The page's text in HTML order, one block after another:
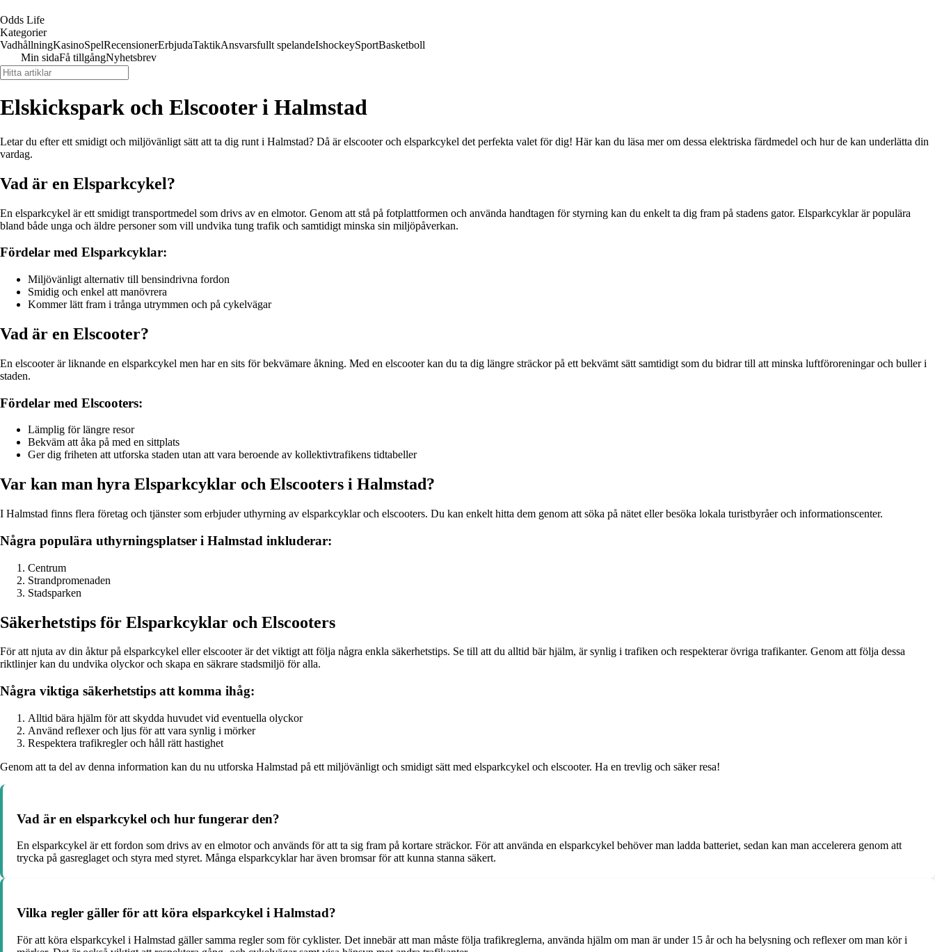
Odds Life
Kategorier
VadhållningKasinoSpelRecensionerErbjudaTaktikAnsvarsfullt spelandeIshockeySportBasketboll
Min sidaFå tillgångNyhetsbrev
Elskickspark och Elscooter i Halmstad
Letar du efter ett smidigt och miljövänligt sätt att ta dig runt i Halmstad? Då är elscooter och elsparkcykel det perfekta valet för dig! Här kan du läsa mer om dessa elektriska färdmedel och hur de kan underlätta din
vardag.
Vad är en Elsparkcykel?
En elsparkcykel är ett smidigt transportmedel som drivs av en elmotor. Genom att stå på fotplattformen och använda handtagen för styrning kan du enkelt ta dig fram på stadens gator. Elsparkcyklar är populära
bland både unga och äldre personer som vill undvika tung trafik och samtidigt minska sin miljöpåverkan.
Fördelar med Elsparkcyklar:
Miljövänligt alternativ till bensindrivna fordon
Smidig och enkel att manövrera
Kommer lätt fram i trånga utrymmen och på cykelvägar
Vad är en Elscooter?
En elscooter är liknande en elsparkcykel men har en sits för bekvämare åkning. Med en elscooter kan du ta dig längre sträckor på ett bekvämt sätt samtidigt som du bidrar till att minska luftföroreningar och buller i
staden.
Fördelar med Elscooters:
Lämplig för längre resor
Bekväm att åka på med en sittplats
Ger dig friheten att utforska staden utan att vara beroende av kollektivtrafikens tidtabeller
Var kan man hyra Elsparkcyklar och Elscooters i Halmstad?
I Halmstad finns flera företag och tjänster som erbjuder uthyrning av elsparkcyklar och elscooters. Du kan enkelt hitta dem genom att söka på nätet eller besöka lokala turistbyråer och informationscenter.
Några populära uthyrningsplatser i Halmstad inkluderar:
Centrum
Strandpromenaden
Stadsparken
Säkerhetstips för Elsparkcyklar och Elscooters
För att njuta av din åktur på elsparkcykel eller elscooter är det viktigt att följa några enkla säkerhetstips. Se till att du alltid bär hjälm, är synlig i trafiken och respekterar övriga trafikanter. Genom att följa dessa
riktlinjer kan du undvika olyckor och skapa en säkrare stadsmiljö för alla.
Några viktiga säkerhetstips att komma ihåg:
Alltid bära hjälm för att skydda huvudet vid eventuella olyckor
Använd reflexer och ljus för att vara synlig i mörker
Respektera trafikregler och håll rätt hastighet
Genom att ta del av denna information kan du nu utforska Halmstad på ett miljövänligt och smidigt sätt med elsparkcykel och elscooter. Ha en trevlig och säker resa!
Vad är en elsparkcykel och hur fungerar den?
En elsparkcykel är ett fordon som drivs av en elmotor och används för att ta sig fram på kortare sträckor. För att använda en elsparkcykel behöver man ladda batteriet, sedan kan man accelerera genom att
trycka på gasreglaget och styra med styret. Många elsparkcyklar har även bromsar för att kunna stanna säkert.
Vilka regler gäller för att köra elsparkcykel i Halmstad?
För att köra elsparkcykel i Halmstad gäller samma regler som för cyklister. Det innebär att man måste följa trafikreglerna, använda hjälm om man är under 15 år och ha belysning och reflexer om man kör i